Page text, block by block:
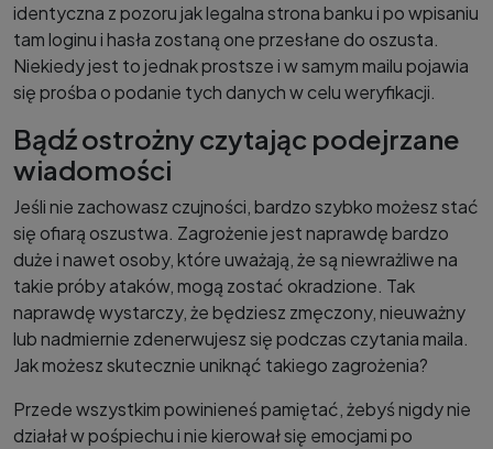
identyczna z pozoru jak legalna strona banku i po wpisaniu
tam loginu i hasła zostaną one przesłane do oszusta.
Niekiedy jest to jednak prostsze i w samym mailu pojawia
się prośba o podanie tych danych w celu weryfikacji.
Bądź ostrożny czytając podejrzane
wiadomości
Jeśli nie zachowasz czujności, bardzo szybko możesz stać
się ofiarą oszustwa. Zagrożenie jest naprawdę bardzo
duże i nawet osoby, które uważają, że są niewrażliwe na
takie próby ataków, mogą zostać okradzione. Tak
naprawdę wystarczy, że będziesz zmęczony, nieuważny
lub nadmiernie zdenerwujesz się podczas czytania maila.
Jak możesz skutecznie uniknąć takiego zagrożenia?
Przede wszystkim powinieneś pamiętać, żebyś nigdy nie
działał w pośpiechu i nie kierował się emocjami po